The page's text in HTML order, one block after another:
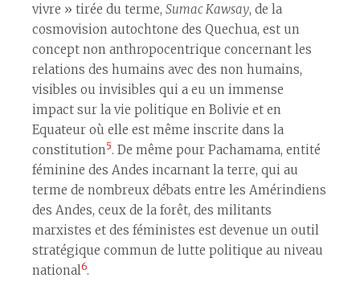
vivre » tirée du terme,Sumac Kawsay, de la
cosmovision autochtone des Quechua, est un
concept non anthropocentrique concernant les
relations des humains avec des non humains,
visibles ou invisibles qui a eu un immense
impact sur la vie politique en Bolivie et en
Equateur où elle est même inscrite dans la
constitution 5. De même pour Pachamama, entité
féminine des Andes incarnant la terre, qui au
terme de nombreux débats entre les Amérindiens
des Andes, ceux de la forêt, des militants
marxistes et des féministes est devenue un outil
stratégique commun de lutte politique au niveau
national 6.